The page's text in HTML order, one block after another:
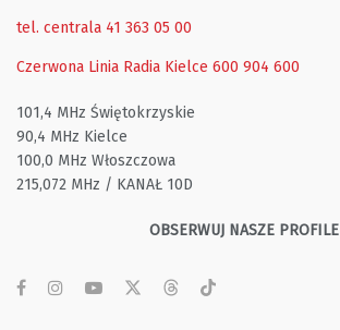
tel. centrala 41 363 05 00
Czerwona Linia Radia Kielce 600 904 600
101,4 MHz Świętokrzyskie
90,4 MHz Kielce
100,0 MHz Włoszczowa
215,072 MHz / KANAŁ 10D
OBSERWUJ NASZE PROFILE